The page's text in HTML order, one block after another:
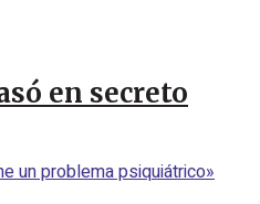
en secreto